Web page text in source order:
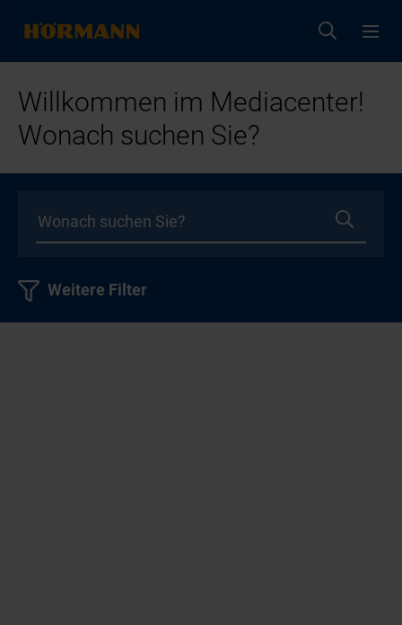
Willkommen im Mediacenter!
Wonach suchen Sie?
Weitere Filter